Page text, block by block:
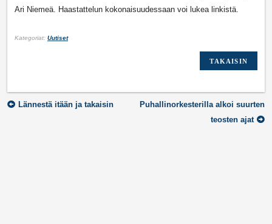
Ari Niemeä. Haastattelun kokonaisuudessaan voi lukea linkistä.
Kategoriat: Uutiset
TAKAISIN
Artikkelien
Lännestä itään ja takaisin
Puhallinorkesterilla alkoi suurten
teosten ajat